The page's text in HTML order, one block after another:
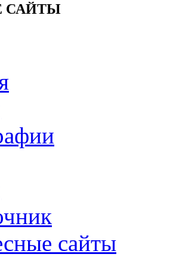
САЙТЫ
сайты